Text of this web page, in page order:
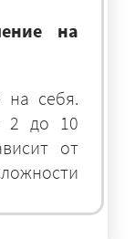
на
себя.
2 до 10
от